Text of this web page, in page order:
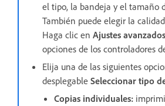
el tipo, la bandeja y el tamaño
También puede elegir la
Haga clic en Ajustes avanzados
opciones de los controladores
Elija una de las siguientes
desplegable Seleccionar tipo
Copias individuales: